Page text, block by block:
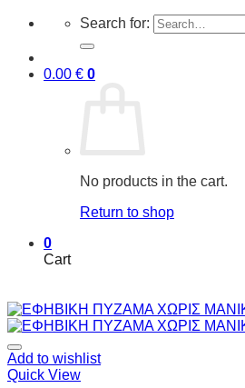
Search for:
0.00 € 0
No products in the cart.
Return to shop
0
Cart
Add to wishlist
Quick View